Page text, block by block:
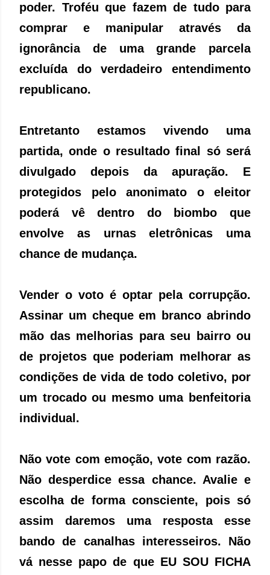
poder. Troféu que fazem de tudo para
comprar e manipular através da
ignorância de uma grande parcela
excluída do verdadeiro entendimento
republicano.
Entretanto estamos vivendo uma
partida, onde o resultado final só será
divulgado depois da apuração. E
protegidos pelo anonimato o eleitor
poderá vê dentro do biombo que
envolve as urnas eletrônicas uma
chance de mudança.
Vender o voto é optar pela corrupção.
Assinar um cheque em branco abrindo
mão das melhorias para seu bairro ou
de projetos que poderiam melhorar as
condições de vida de todo coletivo, por
um trocado ou mesmo uma benfeitoria
individual.
Não vote com emoção, vote com razão.
Não desperdice essa chance. Avalie e
escolha de forma consciente, pois só
assim daremos uma resposta esse
bando de canalhas interesseiros. Não
vá nesse papo de que EU SOU FICHA